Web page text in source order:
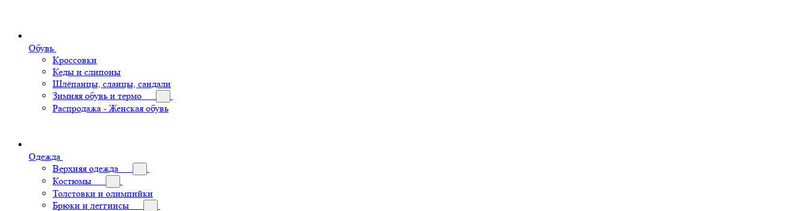
Обувь
Кроссовки
Кеды и слипоны
Шлёпанцы, сланцы, сандали
Зимняя обувь и термо
Распродажа - Женская обувь
Одежда
Верхняя одежда
Костюмы
Толстовки и олимпийки
Брюки и леггинсы